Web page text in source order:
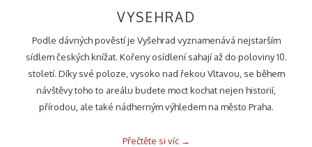
VYSEHRAD
Podle dávných pověstí je Vyšehrad vyznamenává nejstarším
sídlem českých knížat. Kořeny osídlení sahají až do poloviny 10.
století. Díky své poloze, vysoko nad řekou Vltavou, se během
návštěvy toho to areálu budete moct kochat nejen historií,
přírodou, ale také nádherným výhledem na město Praha.
Přečtěte si víc